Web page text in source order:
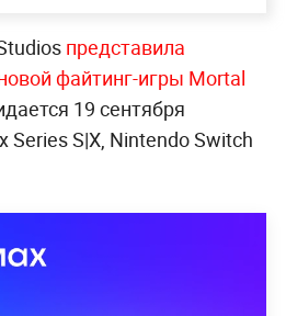
представила
файтинг-игры Mortal
19 сентября
Series S|X, Nintendo Switch